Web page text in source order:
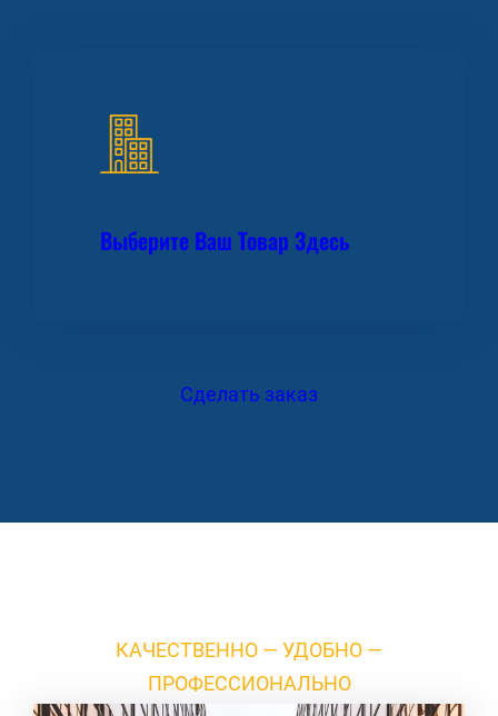
Выберите Ваш Товар Здесь
Сделать заказ
КАЧЕСТВЕННО — УДОБНО —
ПРОФЕССИОНАЛЬНО